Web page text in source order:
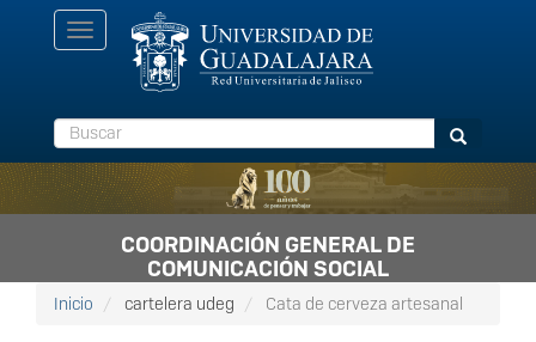
Toggle
navigation
Buscar Buscar
COORDINACIÓN GENERAL DE
COMUNICACIÓN SOCIAL
Inicio cartelera udeg Cata de cerveza artesanal